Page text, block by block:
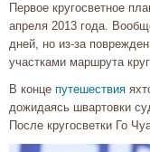
Первое кругосветное
апреля 2013 года.
дней, но из-за
участками маршрута
В конце путешествия
дожидаясь швартовки
После кругосветки Го